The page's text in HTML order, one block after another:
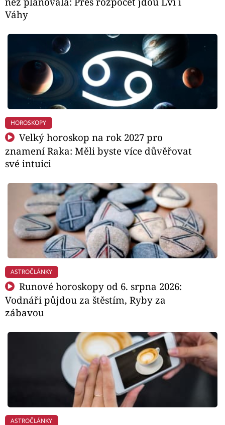
Váhy
HOROSKOPY
Velký horoskop na rok 2027 pro
znamení Raka: Měli byste více důvěřovat
své intuici
ASTROČLÁNKY
Runové horoskopy od 6. srpna 2026:
Vodnáři půjdou za štěstím, Ryby za
zábavou
ASTROČLÁNKY